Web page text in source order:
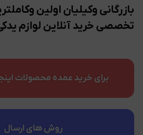
بازرگانی وکیلیان اولین
تخصصی خرید آنلاین لوازم یدکی
برای خرید عمده محصولات
روش های ارسال